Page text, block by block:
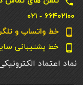
۶۶۴۰۲۱۰۰ - ۰۲۱
phone_android خط واتساپ و تلگرام و
phone_android خط پشتیبانی سایت :
نماد اعتماد